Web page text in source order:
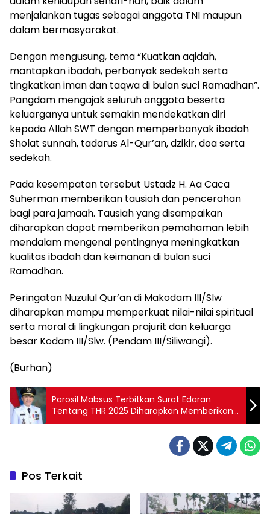
menjalankan tugas sebagai anggota TNI maupun
dalam bermasyarakat.
Dengan mengusung, tema “Kuatkan aqidah,
mantapkan ibadah, perbanyak sedekah serta
tingkatkan iman dan taqwa di bulan suci Ramadhan”.
Pangdam mengajak seluruh anggota beserta
keluarganya untuk semakin mendekatkan diri
kepada Allah SWT dengan memperbanyak ibadah
Sholat sunnah, tadarus Al-Qur’an, dzikir, doa serta
sedekah.
Pada kesempatan tersebut Ustadz H. Aa Caca
Suherman memberikan tausiah dan pencerahan
bagi para jamaah. Tausiah yang disampaikan
diharapkan dapat memberikan pemahaman lebih
mendalam mengenai pentingnya meningkatkan
kualitas ibadah dan keimanan di bulan suci
Ramadhan.
Peringatan Nuzulul Qur’an di Makodam III/Slw
diharapkan mampu memperkuat nilai-nilai spiritual
serta moral di lingkungan prajurit dan keluarga
besar Kodam III/Slw. (Pendam III/Siliwangi).
(Burhan)
Parosil Mabsus Terbitkan Surat Edaran
Tentang THR 2025 Diharapkan Memberikan
Manfaat Ekonomi Bagi Masyarakat.
Pos Terkait